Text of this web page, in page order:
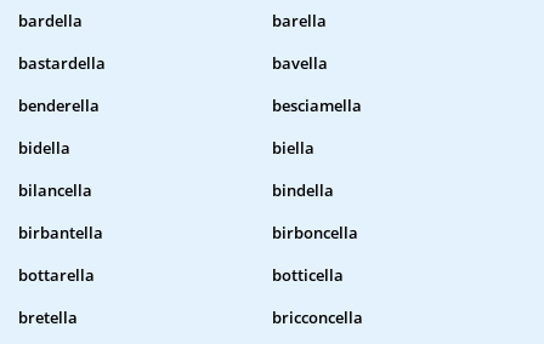
bardella
barella
bastardella
bavella
benderella
besciamella
bidella
biella
bilancella
bindella
birbantella
birboncella
bottarella
botticella
bretella
bricconcella